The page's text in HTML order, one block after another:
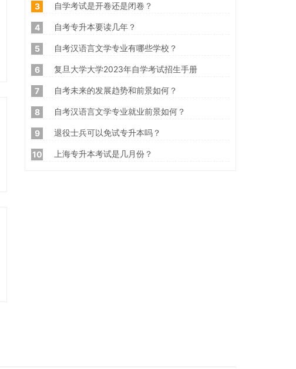
3 自学考试是开卷还是闭卷？
4 自考专升本要读几年？
5 自考汉语言文学专业有哪些学校？
6 复旦大学大学2023年自学考试招生手册
7 自考未来的发展趋势和前景如何？
8 自考汉语言文学专业就业前景如何？
9 退役士兵可以免试专升本吗？
10 上海专升本考试是几月份？